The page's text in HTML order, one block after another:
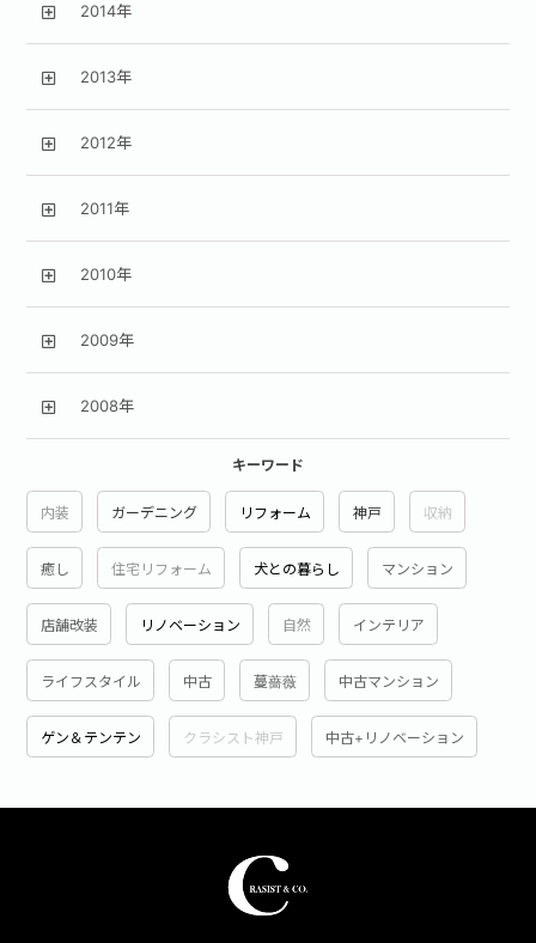
2014年
2013年
2012年
2011年
2010年
2009年
2008年
キーワード
内装 ガーデニング リフォーム 神戸 収納
癒し 住宅リフォーム 犬との暮らし マンション
店舗改装 リノベーション 自然 インテリア
ライフスタイル 中古 蔓薔薇 中古マンション
ゲン＆テンテン クラシスト神戸 中古+リノベーション